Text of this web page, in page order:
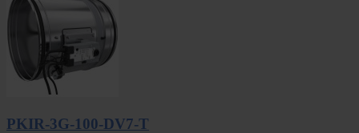
PKIR-3G-100-DV7-T